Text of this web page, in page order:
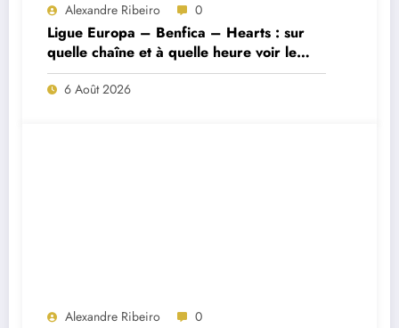
Alexandre Ribeiro 0
Ligue Europa – Benfica – Hearts : sur
quelle chaîne et à quelle heure voir le
match ?
6 Août 2026
Alexandre Ribeiro 0